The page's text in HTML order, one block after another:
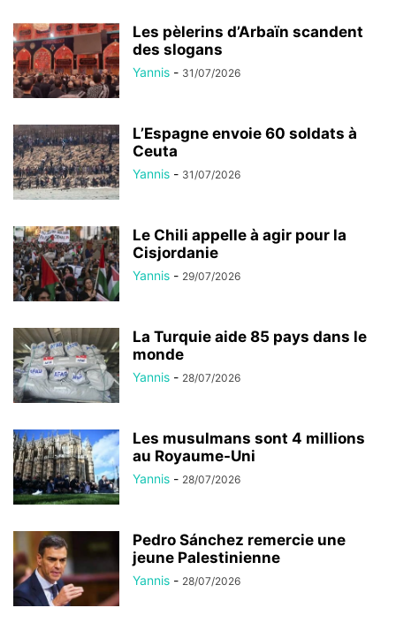
Les pèlerins d’Arbaïn scandent
des slogans
Yannis - 31/07/2026
L’Espagne envoie 60 soldats à
Ceuta
Yannis - 31/07/2026
Le Chili appelle à agir pour la
Cisjordanie
Yannis - 29/07/2026
La Turquie aide 85 pays dans le
monde
Yannis - 28/07/2026
Les musulmans sont 4 millions
au Royaume-Uni
Yannis - 28/07/2026
Pedro Sánchez remercie une
jeune Palestinienne
Yannis - 28/07/2026